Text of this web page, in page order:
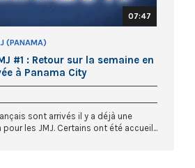
07:47
(PANAMA)
#1 : Retour sur la semaine en
à Panama City
sont arrivés il y a déjà une
pour les JMJ. Certains ont été accueil...